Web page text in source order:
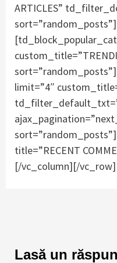
ARTICLES”
sort=”random_posts”]
limit=”4″
title=”RECENT
[/vc_column][/vc_row]
Lasă un